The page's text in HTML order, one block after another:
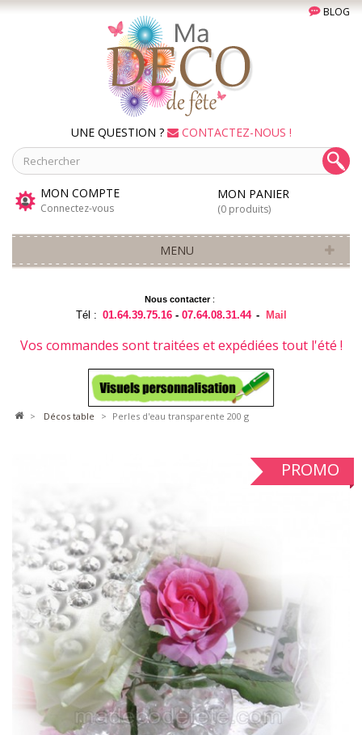
BLOG
UNE QUESTION ? CONTACTEZ-NOUS !
MON COMPTE
Connectez-vous
MON PANIER
(0 produits)
MENU
Nous contacter:
Tél : 01.64.39.75.16 -07.64.08.31.44 - Mail
Vos commandes sont traitées et expédiées tout l'été !
> décos table > Perles d'eau transparente 200 g
PROMO